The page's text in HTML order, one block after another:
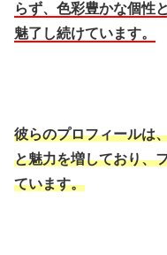
らず、色彩豊かな個性
魅了し続けています。
彼らのプロフィールは
と魅力を増しており、
ています。